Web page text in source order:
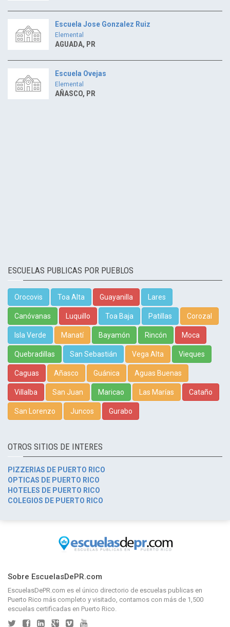
Escuela Jose Gonzalez Ruiz
Elemental
AGUADA, PR
Escuela Ovejas
Elemental
AÑASCO, PR
ESCUELAS PUBLICAS POR PUEBLOS
Orocovis Toa Alta Guayanilla Lares
Canóvanas Luquillo Toa Baja Patillas Corozal
Isla Verde Manatí Bayamón Rincón Moca
Quebradillas San Sebastián Vega Alta Vieques
Caguas Añasco Guánica Aguas Buenas
Villalba San Juan Maricao Las Marías Cataño
San Lorenzo Juncos Gurabo
OTROS SITIOS DE INTERES
PIZZERIAS DE PUERTO RICO
OPTICAS DE PUERTO RICO
HOTELES DE PUERTO RICO
COLEGIOS DE PUERTO RICO
Sobre EscuelasDePR.com
EscuelasDePR.com es el único directorio de escuelas publicas en
Puerto Rico más completo y visitado, contamos con más de 1,500
escuelas certificadas en Puerto Rico.